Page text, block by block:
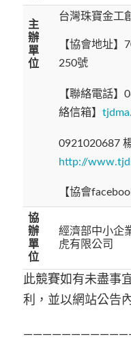
主
辦
單
位
台灣珠寶金工
【協會地址
250號
【聯絡電話
絡信箱】
0921020687
http://
【協會
協
辦
單
位
經濟部中小企
虎有限公司
此競賽如有未盡事
利，並以網站公告